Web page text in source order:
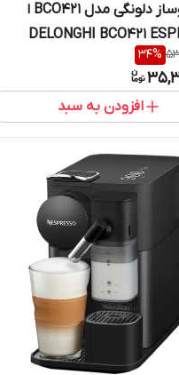
اسپرسوساز دلونگی مدل BCO421 ا
DELONGHI BCO421
34%
افزودن به سبد